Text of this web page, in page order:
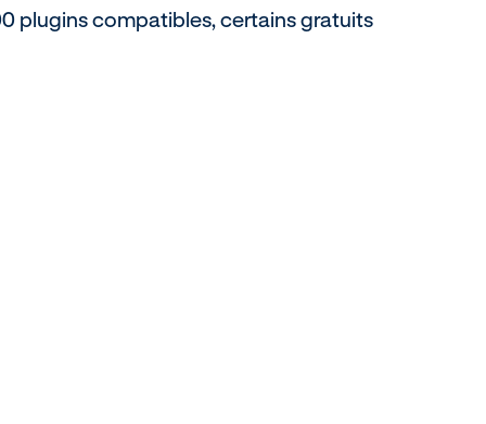
plugins compatibles, certains gratuits